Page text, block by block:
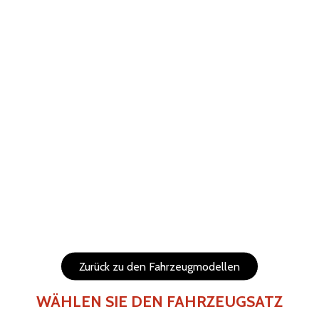
Zurück zu den Fahrzeugmodellen
WÄHLEN SIE DEN FAHRZEUGSATZ